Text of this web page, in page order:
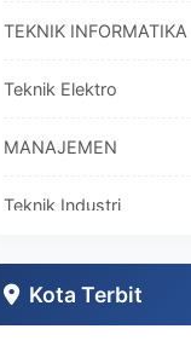
TEKNIK INFORMATIKA
Teknik Elektro
MANAJEMEN
Teknik Industri
Kota Terbit